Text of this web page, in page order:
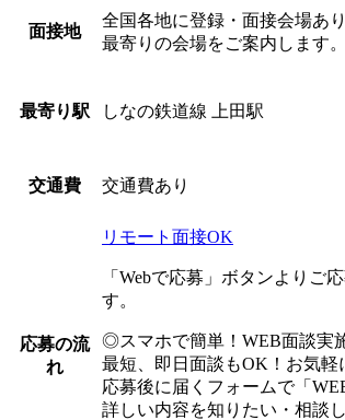
面接地
全国各地に登録・面接会場あり
最寄りの会場をご案内します。
最寄り駅 しなの鉄道線 上田駅
交通費 交通費あり
応募の流
れ
リモート面接OK
「Webで応募」ボタンよりご
す。
◎スマホで簡単！WEB面談実
最短、即日面談もOK！お気軽
応募後に届くフォームで「
詳しい内容を知りたい・相談